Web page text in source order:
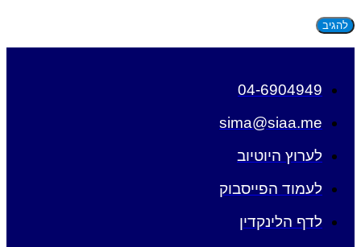
04-6904949
sima@siaa.me
לערוץ היוטיוב
לעמוד הפייסבוק
לדף הלינקדין